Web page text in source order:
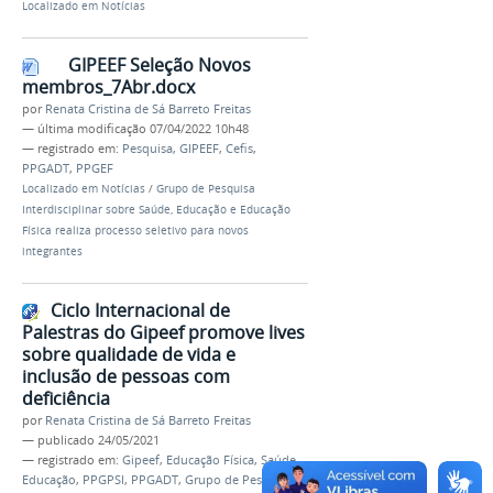
Localizado em Notícias
GIPEEF Seleção Novos
membros_7Abr.docx
por Renata Cristina de Sá Barreto Freitas
— última modificação 07/04/2022 10h48
— registrado em: Pesquisa, GIPEEF, Cefis,
PPGADT, PPGEF
Localizado em Notícias / Grupo de Pesquisa
Interdisciplinar sobre Saúde, Educação e Educação
Física realiza processo seletivo para novos
integrantes
Ciclo Internacional de
Palestras do Gipeef promove lives
sobre qualidade de vida e
inclusão de pessoas com
deficiência
por Renata Cristina de Sá Barreto Freitas
— publicado 24/05/2021
— registrado em: Gipeef, Educação Física, Saúde,
Educação, PPGPSI, PPGADT, Grupo de Pesquisa